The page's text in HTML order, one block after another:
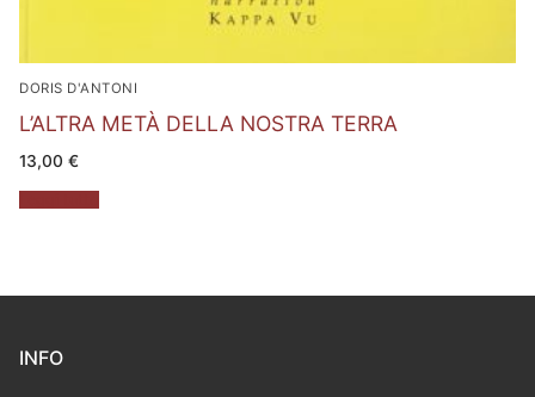
DORIS D'ANTONI
L’ALTRA METÀ DELLA NOSTRA TERRA
13,00 €
INFO